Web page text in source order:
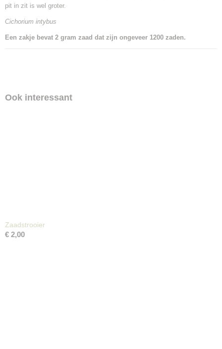
pit in zit is wel groter.
Cichorium intybus
Een zakje bevat 2 gram zaad dat zijn ongeveer 1200 zaden.
Ook interessant
Zaadstrooier
€ 2,00